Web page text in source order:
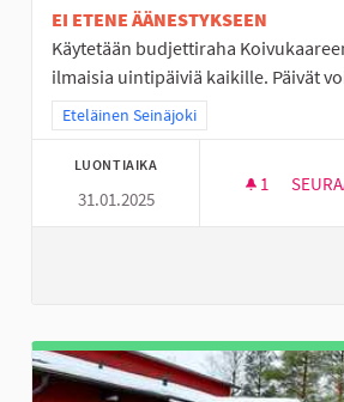
EI ETENE ÄÄNESTYKSEEN
Käytetään budjettiraha
ilmaisia uintipäiviä kaikille. Päivät
Rajaa tulokset teeman mukaan:
Eteläinen Seinäjoki
LUONTIAIKA
31.01.2025
1 1